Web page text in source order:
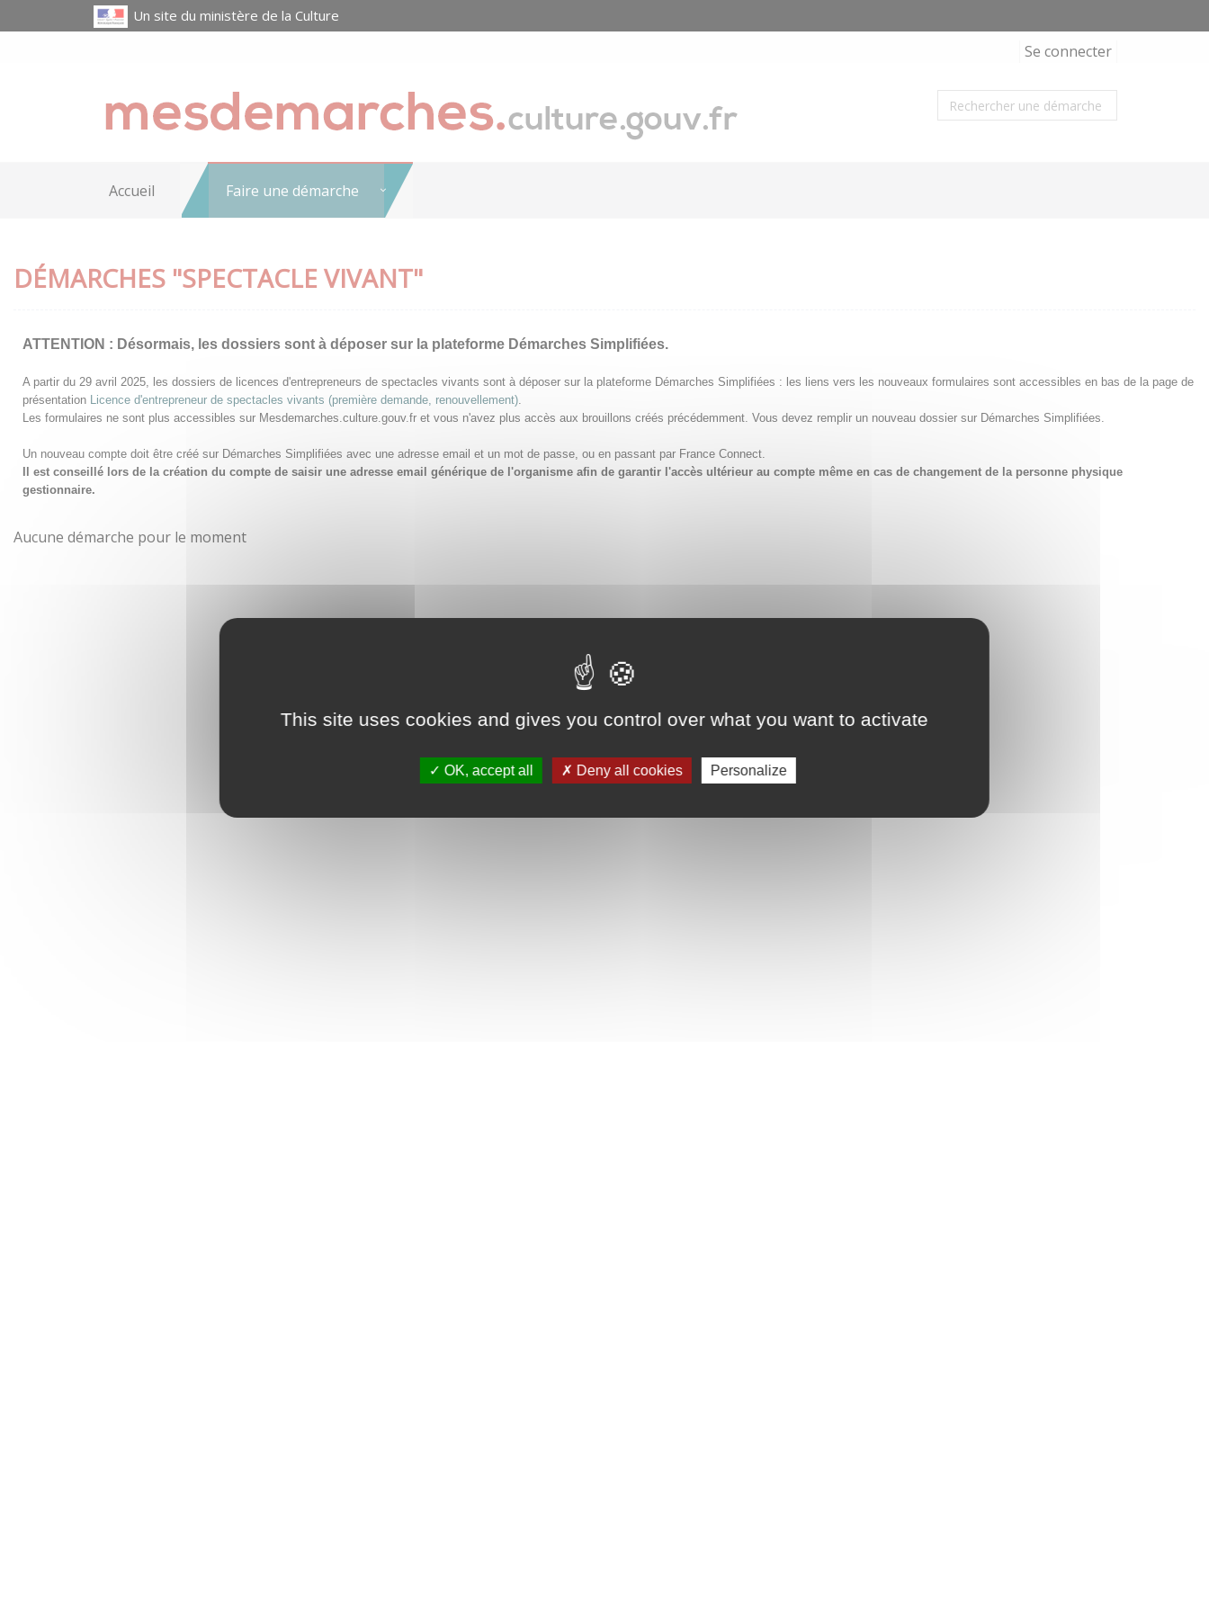
This site uses cookies and gives you control over what you want to activate
OK, accept all Deny all cookies Personalize
Un site du ministère de la Culture
Se connecter
Accueil Faire une démarche
DÉMARCHES "SPECTACLE VIVANT"
ATTENTION : Désormais, les dossiers sont à déposer sur la plateforme Démarches Simplifiées.
A partir du 29 avril 2025, les dossiers de licences d'entrepreneurs de spectacles vivants sont à déposer sur la plateforme Démarches Simplifiées : les liens vers les nouveaux formulaires sont accessibles en bas de la page de
présentation Licence d'entrepreneur de spectacles vivants (première demande, renouvellement).
Les formulaires ne sont plus accessibles sur Mesdemarches.culture.gouv.fr et vous n'avez plus accès aux brouillons créés précédemment. Vous devez remplir un nouveau dossier sur Démarches Simplifiées.
Un nouveau compte doit être créé sur Démarches Simplifiées avec une adresse email et un mot de passe, ou en passant par France Connect.
Il est conseillé lors de la création du compte de saisir une adresse email générique de l'organisme afin de garantir l'accès ultérieur au compte même en cas de changement de la personne physique
gestionnaire.
Aucune démarche pour le moment